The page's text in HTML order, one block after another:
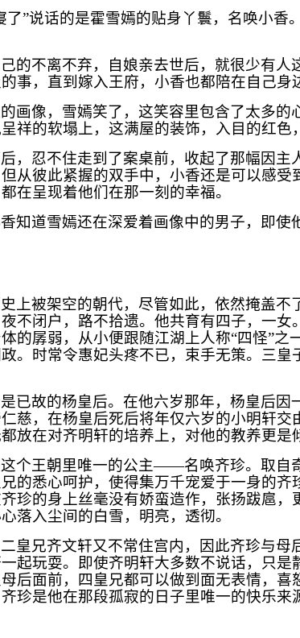
了”说话的是霍雪嫣的贴身丫鬟，名唤小
的不离不弃，自娘亲去世后，就很少有
事，直到嫁入王府，小香也都陪在自己
画像，雪嫣笑了，这笑容里包含了太多
祥的软塌上，这满屋的装饰，入目的红
，忍不住走到了案桌前，收起了那幅因
从彼此紧握的双手中，小香还是可以感
在呈现着他们在那一刻的幸福。
知道雪嫣还在深爱着画像中的男子，即
上被架空的朝代，尽管如此，依然掩盖
不闭户，路不拾遗。他共育有四子，一
的孱弱，从小便跟随江湖上人称“四怪”
。时常令惠妃头疼不已，束手无策。三
已故的杨皇后。在他六岁那年，杨皇后
慈，在杨皇后死后将年仅六岁的小明轩
放在对齐明轩的培养上，对他的教养更
个王朝里唯一的公主――名唤齐珍。取自
的悉心呵护，使得集万千宠爱于一身的
珍的身上丝毫没有娇蛮造作，张扬跋扈
落入尘间的白雪，明亮，透彻。
皇兄齐文轩又不常住宫内，因此齐珍与
起玩耍。即使齐明轩大多数不说话，只
后面前，四皇兄都可以做到面无表情，
珍是他在那段孤寂的日子里唯一的快乐来